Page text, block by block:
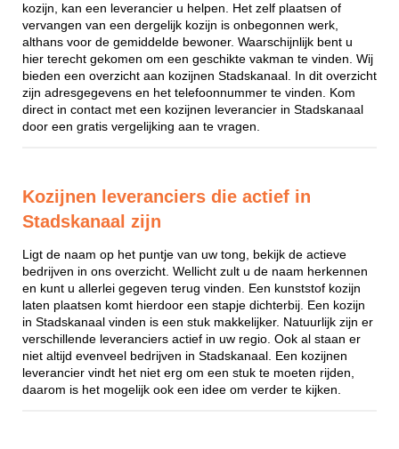
kozijn, kan een leverancier u helpen. Het zelf plaatsen of
vervangen van een dergelijk kozijn is onbegonnen werk,
althans voor de gemiddelde bewoner. Waarschijnlijk bent u
hier terecht gekomen om een geschikte vakman te vinden. Wij
bieden een overzicht aan kozijnen Stadskanaal. In dit overzicht
zijn adresgegevens en het telefoonnummer te vinden. Kom
direct in contact met een kozijnen leverancier in Stadskanaal
door een gratis vergelijking aan te vragen.
Kozijnen leveranciers die actief in
Stadskanaal zijn
Ligt de naam op het puntje van uw tong, bekijk de actieve
bedrijven in ons overzicht. Wellicht zult u de naam herkennen
en kunt u allerlei gegeven terug vinden. Een kunststof kozijn
laten plaatsen komt hierdoor een stapje dichterbij. Een kozijn
in Stadskanaal vinden is een stuk makkelijker. Natuurlijk zijn er
verschillende leveranciers actief in uw regio. Ook al staan er
niet altijd evenveel bedrijven in Stadskanaal. Een kozijnen
leverancier vindt het niet erg om een stuk te moeten rijden,
daarom is het mogelijk ook een idee om verder te kijken.